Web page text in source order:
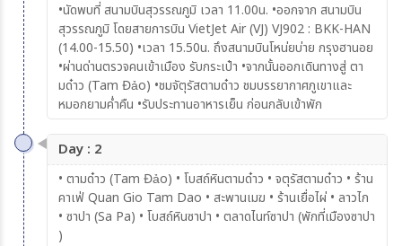
•นัดพบที่ สนามบินสุวรรณภูมิ เวลา 11.00น. •ออกจาก สนามบิน
สุวรรณภูมิ โดยสายการบิน VietJet Air (VJ) VJ902 : BKK-HAN
(14.00-15.50) •เวลา 15.50น. ถึงสนามบินโหน่ยบ่าย กรุงฮานอย
•ผ่านด่านตรวจคนเข้าเมือง รับกระเป๋า •จากนั้นออกเดินทางสู่ ตา
มด๋าว (Tam Đảo) •ชมจัตุรัสตามด๋าว ชมบรรยากาศภูเขาและ
หมอกยามค่ำคืน •รับประทานอาหารเย็น ก่อนกลับเข้าพัก
Day : 2
• ตามด๋าว (Tam Đảo) • โบสถ์หินตามด๋าว • จตุรัสตามด๋าว • ร้าน
คาเฟ่ Quan Gio Tam Dao • สะพานเมฆ • ร้านเยื่อไผ่ • ลาวไก
• ซาปา (Sa Pa) • โบสถ์หินซาปา • ตลาดไนท์ซาปา (พักที่เมืองซาปา
)